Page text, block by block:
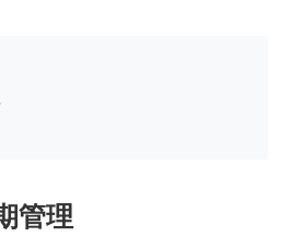
管理